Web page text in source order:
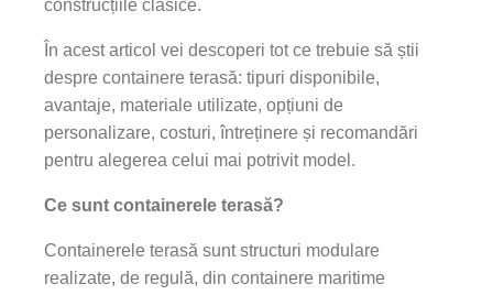
construcțiile clasice.
În acest articol vei descoperi tot ce trebuie să știi
despre containere terasă: tipuri disponibile,
avantaje, materiale utilizate, opțiuni de
personalizare, costuri, întreținere și recomandări
pentru alegerea celui mai potrivit model.
Ce sunt containerele terasă?
Containerele terasă sunt structuri modulare
realizate, de regulă, din containere maritime